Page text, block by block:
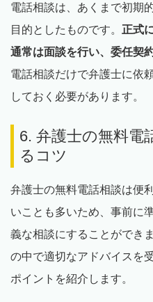
電話相談は、あくまで初期
目的としたものです。 正式
通常は面談を行い、委任契
電話相談だけで弁護士に依
しておく必要があります。
6. 弁護士の無料電
るコツ
弁護士の無料電話相談は便
いことも多いため、事前に
義な相談にすることができ
の中で適切なアドバイスを
ポイントを紹介します。